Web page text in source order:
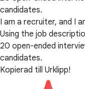
candidates.
I am a recruiter, and I
Using the job
20 open-ended
candidates.
Kopierad till Urklipp!